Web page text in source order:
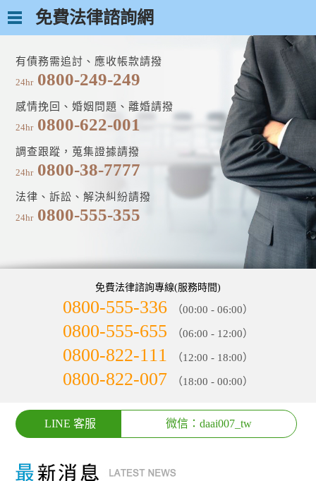
免費法律諮詢網
有債務需追討、應收帳款請撥
24hr 0800-249-249
感情挽回、婚姻問題、離婚請撥
24hr 0800-622-001
調查跟蹤，蒐集證據請撥
24hr 0800-38-7777
法律、訴訟、解決糾紛請撥
24hr 0800-555-355
免費法律諮詢專線(服務時間)
0800-555-336 （00:00 - 06:00）
0800-555-655 （06:00 - 12:00）
0800-822-111 （12:00 - 18:00）
0800-822-007 （18:00 - 00:00）
LINE 客服 微信：daai007_tw